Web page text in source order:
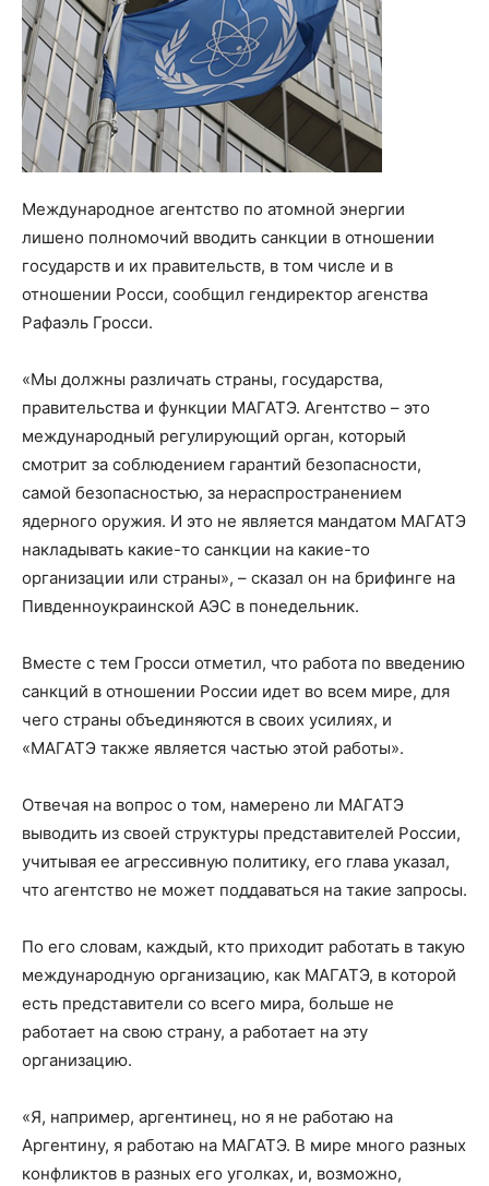
Международное агентство по атомной энергии
лишено полномочий вводить санкции в отношении
государств и их правительств, в том числе и в
отношении Росси, сообщил гендиректор агенства
Рафаэль Гросси.
«Мы должны различать страны, государства,
правительства и функции МАГАТЭ. Агентство – это
международный регулирующий орган, который
смотрит за соблюдением гарантий безопасности,
самой безопасностью, за нераспространением
ядерного оружия. И это не является мандатом МАГАТЭ
накладывать какие-то санкции на какие-то
организации или страны», – сказал он на брифинге на
Пивденноукраинской АЭС в понедельник.
Вместе с тем Гросси отметил, что работа по введению
санкций в отношении России идет во всем мире, для
чего страны объединяются в своих усилиях, и
«МАГАТЭ также является частью этой работы».
Отвечая на вопрос о том, намерено ли МАГАТЭ
выводить из своей структуры представителей России,
учитывая ее агрессивную политику, его глава указал,
что агентство не может поддаваться на такие запросы.
По его словам, каждый, кто приходит работать в такую
международную организацию, как МАГАТЭ, в которой
есть представители со всего мира, больше не
работает на свою страну, а работает на эту
организацию.
«Я, например, аргентинец, но я не работаю на
Аргентину, я работаю на МАГАТЭ. В мире много разных
конфликтов в разных его уголках, и, возможно,